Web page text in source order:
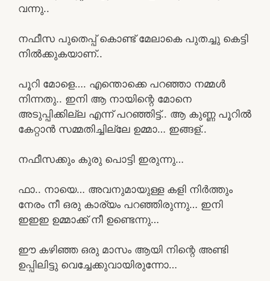
വന്നു..
നഫീസ പുതെപ്പ് കൊണ്ട് മേലാകെ പുതച്ചു കെട്ടി
നിൽക്കുകയാണ്..
പൂറി മോളെ…. എന്തൊക്കെ പറഞ്ഞാ നമ്മൾ
നിന്നതു.. ഇനി ആ നായിന്റെ മോനെ
അടുപ്പിക്കില്ല എന്ന് പറഞ്ഞിട്ട്.. ആ കുണ്ണ പൂറിൽ
കേറ്റാൻ സമ്മതിച്ചില്ലേ ഉമ്മാ… ഇങ്ങള്..
നഫീസക്കും കുരു പൊട്ടി ഇരുന്നു…
ഫാ.. നായെ… അവനുമായുള്ള കളി നിർത്തും
നേരം നീ ഒരു കാര്യം പറഞ്ഞിരുന്നു… ഇനി
ഇഇഇ ഉമ്മാക്ക് നീ ഉണ്ടെന്നു…
ഈ കഴിഞ്ഞ ഒരു മാസം ആയി നിന്റെ അണ്ടി
ഉപ്പിലിട്ടു വെച്ചേക്കുവായിരുന്നോ…